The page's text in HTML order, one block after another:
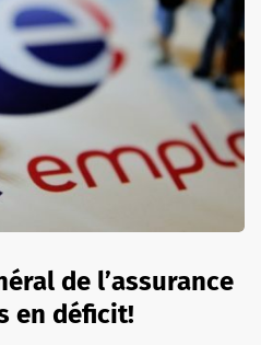
de l’assurance
en déficit!